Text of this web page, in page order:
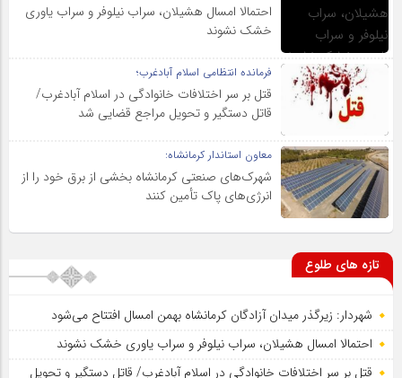
احتمالا امسال هشیلان، سراب نیلوفر و سراب یاوری
خشک نشوند
فرمانده انتظامی اسلام آبادغرب؛
قتل بر سر اختلافات خانوادگی در اسلام آبادغرب/
قاتل دستگیر و تحویل مراجع قضایی شد
معاون استاندار کرمانشاه:
شهرک‌های صنعتی کرمانشاه بخشی از برق خود را از
انرژی‌های پاک تأمین کنند
تازه های طلوع
شهردار: زیرگذر میدان آزادگان کرمانشاه بهمن امسال افتتاح می‌شود
احتمالا امسال هشیلان، سراب نیلوفر و سراب یاوری خشک نشوند
قتل بر سر اختلافات خانوادگی در اسلام آبادغرب/ قاتل دستگیر و تحویل